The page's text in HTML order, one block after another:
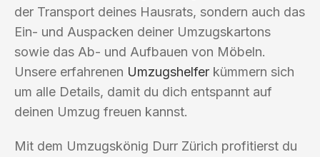
der Transport deines Hausrats, sondern auch das
Ein- und Auspacken deiner Umzugskartons
sowie das Ab- und Aufbauen von Möbeln.
Unsere erfahrenen Umzugshelfer kümmern sich
um alle Details, damit du dich entspannt auf
deinen Umzug freuen kannst.
Mit dem Umzugskönig Durr Zürich profitierst du